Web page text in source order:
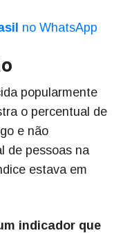
no WhatsApp
popularmente
o percentual de
e não
de pessoas na
estava em
indicador que